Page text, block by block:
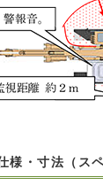
様・寸法（ス